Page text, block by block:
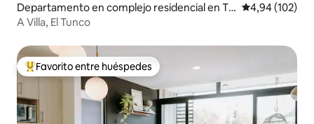
Departamento en complejo residencial en Ta
manique
Calificación
4,94 (102)
A Villa, El Tunco
Favorito entre los huéspedes más destacados
Favorito entre huéspedes